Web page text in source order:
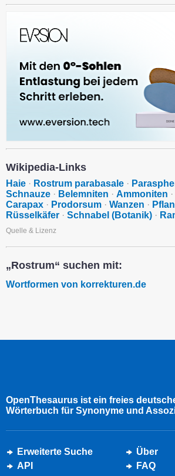
Wikipedia-Links
Haie · Rostrum parabasale ·
Schnauze · Belemniten · Ammoniten ·
Carapax · Prodorsum · Wanzen ·
Rüsselkäfer · Schnabel (Botanik) ·
Quelle & Lizenz
„Rostrum“ suchen mit:
Wortformen von korrekturen.de
OpenThesaurus ist ein freies
Wörterbuch für Synonyme und
Erweiterte Suche
API
Über
FAQ